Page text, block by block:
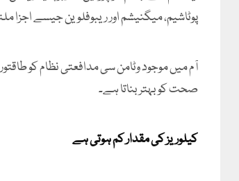
پوٹاشیم، میگنیشم اور ریبوفلوین جیسے اجزا
آم میں موجود وٹامن سی مدافعتی نظام کو
صحت کو بہتر بناتا ہے۔
کیلوریز کی مقدار کم ہوتی ہے